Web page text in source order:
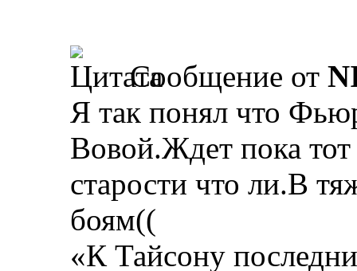
Сообщение от
Я так понял что
Вовой.Ждет пока тот
старости что ли.В
боям((
«К Тайсону